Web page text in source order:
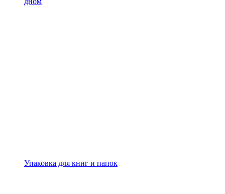
Упаковка для книг и папок